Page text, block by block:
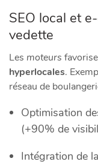
SEO local et
vedette
Les moteurs
hyperlocales.
réseau de
Optimisation
(+90% de
Intégration de la